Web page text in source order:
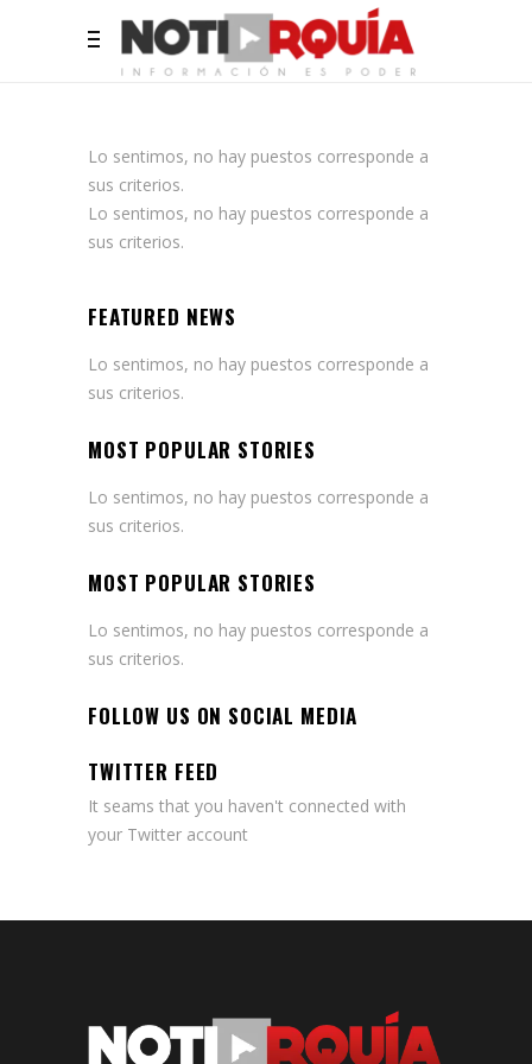
Lo sentimos, no hay puestos corresponde a
sus criterios.
Lo sentimos, no hay puestos corresponde a
sus criterios.
FEATURED NEWS
Lo sentimos, no hay puestos corresponde a
sus criterios.
MOST POPULAR STORIES
Lo sentimos, no hay puestos corresponde a
sus criterios.
MOST POPULAR STORIES
Lo sentimos, no hay puestos corresponde a
sus criterios.
FOLLOW US ON SOCIAL MEDIA
TWITTER FEED
It seams that you haven't connected with
your Twitter account